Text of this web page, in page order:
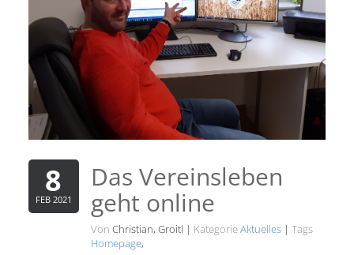
8
FEB 2021
Das Vereinsleben
geht online
Von Christian, Groitl | KategorieAktuelles | Tags
Homepage,